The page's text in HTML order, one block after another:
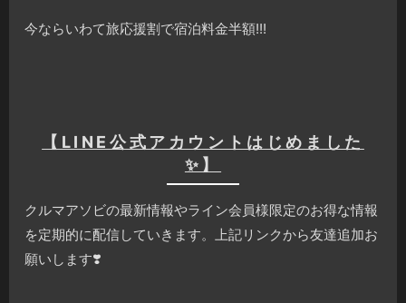
今ならいわて旅応援割で宿泊料金半額!!!
【LINE公式アカウントはじめました
✨】
クルマアソビの最新情報やライン会員様限定のお得な情報
を定期的に配信していきます。上記リンクから友達追加お
願いします❣️